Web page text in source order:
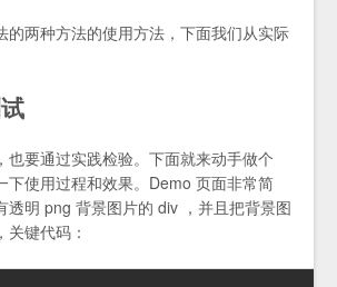
的两种方法的使用方法，下面我们从实际
也要通过实践检验。下面就来动手做个
下使用过程和效果。Demo 页面非常简
透明 png 背景图片的 div ，并且把背景图
关键代码：